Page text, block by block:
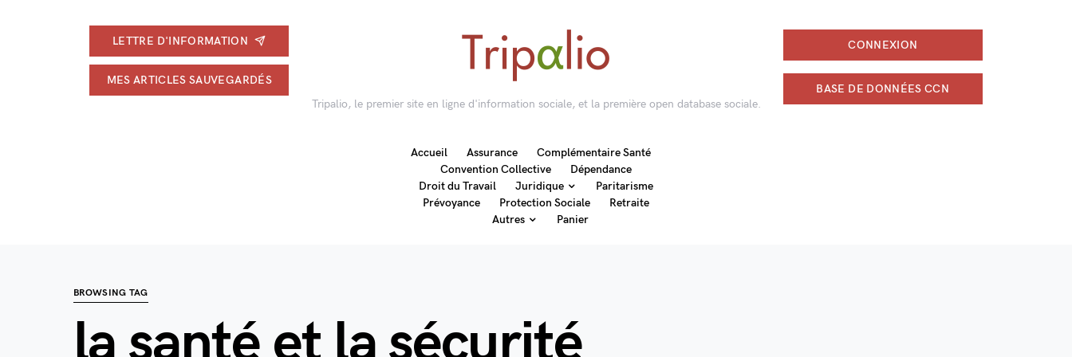
LETTRE D'INFORMATION
MES ARTICLES SAUVEGARDÉS
Tripalio, le premier site en ligne d'information sociale, et la première open database sociale.
CONNEXION
BASE DE DONNÉES CCN
Accueil Assurance
Complémentaire Santé
Convention Collective
Dépendance
Droit du Travail
Juridique
Paritarisme
Prévoyance
Protection Sociale
Retraite
Autres
Panier
BROWSING TAG